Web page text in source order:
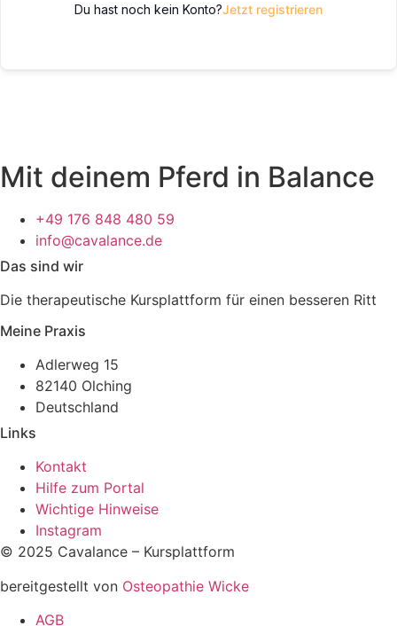
Du hast noch kein Konto?Jetzt registrieren
Mit deinem Pferd in Balance
+49 176 848 480 59
info@cavalance.de
Das sind wir
Die therapeutische Kursplattform für einen besseren Ritt
Meine Praxis
Adlerweg 15
82140 Olching
Deutschland
Links
Kontakt
Hilfe zum Portal
Wichtige Hinweise
Instagram
© 2025 Cavalance – Kursplattform
bereitgestellt von Osteopathie Wicke
AGB